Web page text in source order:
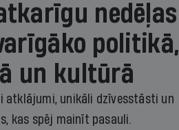
nedēļas
politikā,
un kultūrā
atklājumi, unikāli dzīvesstāsti un
kas spēj mainīt pasauli.